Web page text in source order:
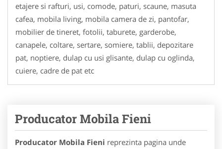
etajere si rafturi, usi, comode, paturi, scaune, masuta
cafea, mobila living, mobila camera de zi, pantofar,
mobilier de tineret, fotolii, taburete, garderobe,
canapele, coltare, sertare, somiere, tablii, depozitare
pat, noptiere, dulap cu usi glisante, dulap cu oglinda,
cuiere, cadre de pat etc
Producator Mobila Fieni
Producator Mobila Fieni reprezinta pagina unde